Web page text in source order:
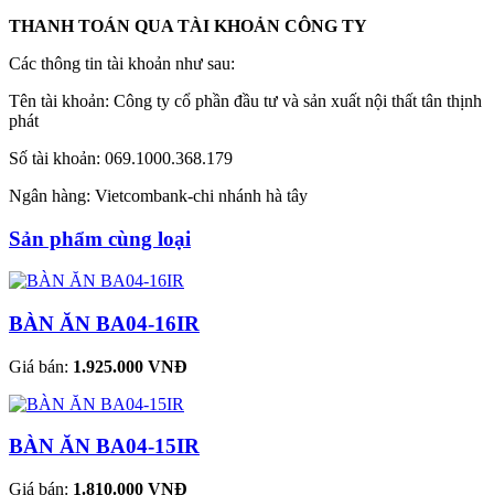
THANH TOÁN QUA TÀI KHOẢN CÔNG TY
Các thông tin tài khoản như sau:
Tên tài khoản: Công ty cổ phần đầu tư và sản xuất nội thất tân thịnh
phát
Số tài khoản: 069.1000.368.179
Ngân hàng: Vietcombank-chi nhánh hà tây
Sản phẩm cùng loại
BÀN ĂN BA04-16IR
Giá bán: 1.925.000 VNĐ
BÀN ĂN BA04-15IR
Giá bán: 1.810.000 VNĐ